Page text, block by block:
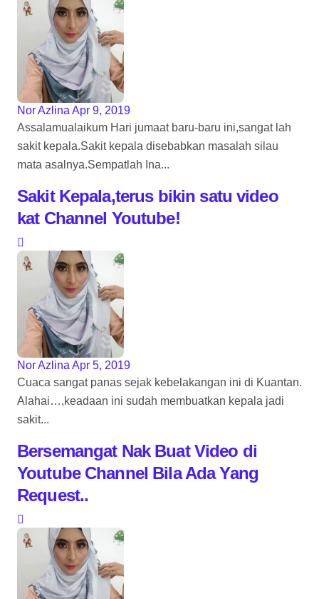
Nor Azlina Apr 9, 2019
Assalamualaikum Hari jumaat baru-baru ini,sangat lah
sakit kepala.Sakit kepala disebabkan masalah silau
mata asalnya.Sempatlah Ina...
Sakit Kepala,terus bikin satu video
kat Channel Youtube!
Nor Azlina Apr 5, 2019
Cuaca sangat panas sejak kebelakangan ini di Kuantan.
Alahai…,keadaan ini sudah membuatkan kepala jadi
sakit...
Bersemangat Nak Buat Video di
Youtube Channel Bila Ada Yang
Request..